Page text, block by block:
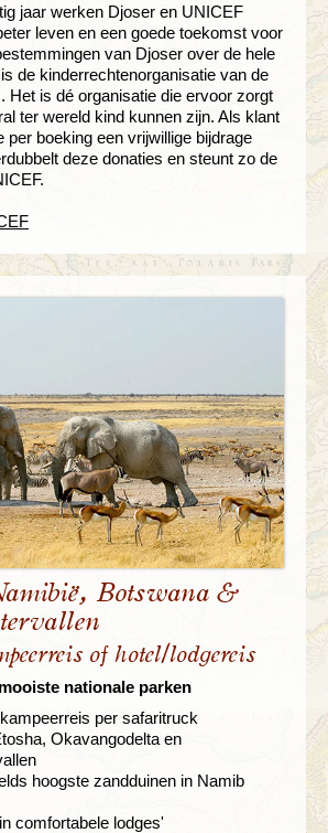
jaar werken Djoser en UNICEF
leven en een goede toekomst voor
van Djoser over de hele
de kinderrechtenorganisatie van de
Het is dé organisatie die ervoor zorgt
ter wereld kind kunnen zijn. Als klant
per boeking een vrijwillige bijdrage
deze donaties en steunt zo de
Botswana &
of hotel/lodgereis
nationale parken
per safaritruck
Okavangodelta en
hoogste zandduinen in Namib
comfortabele lodges'